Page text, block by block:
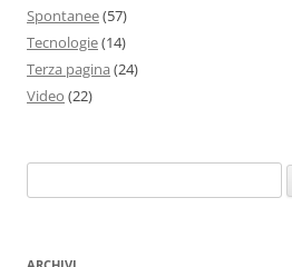
Spontanee(57)
Tecnologie(14)
Terza pagina (24)
Video (22)
per: